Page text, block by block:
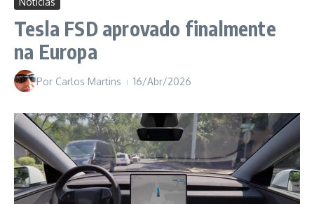
Tesla FSD aprovado finalmente
na Europa
Por Carlos Martins 16/Abr/2026